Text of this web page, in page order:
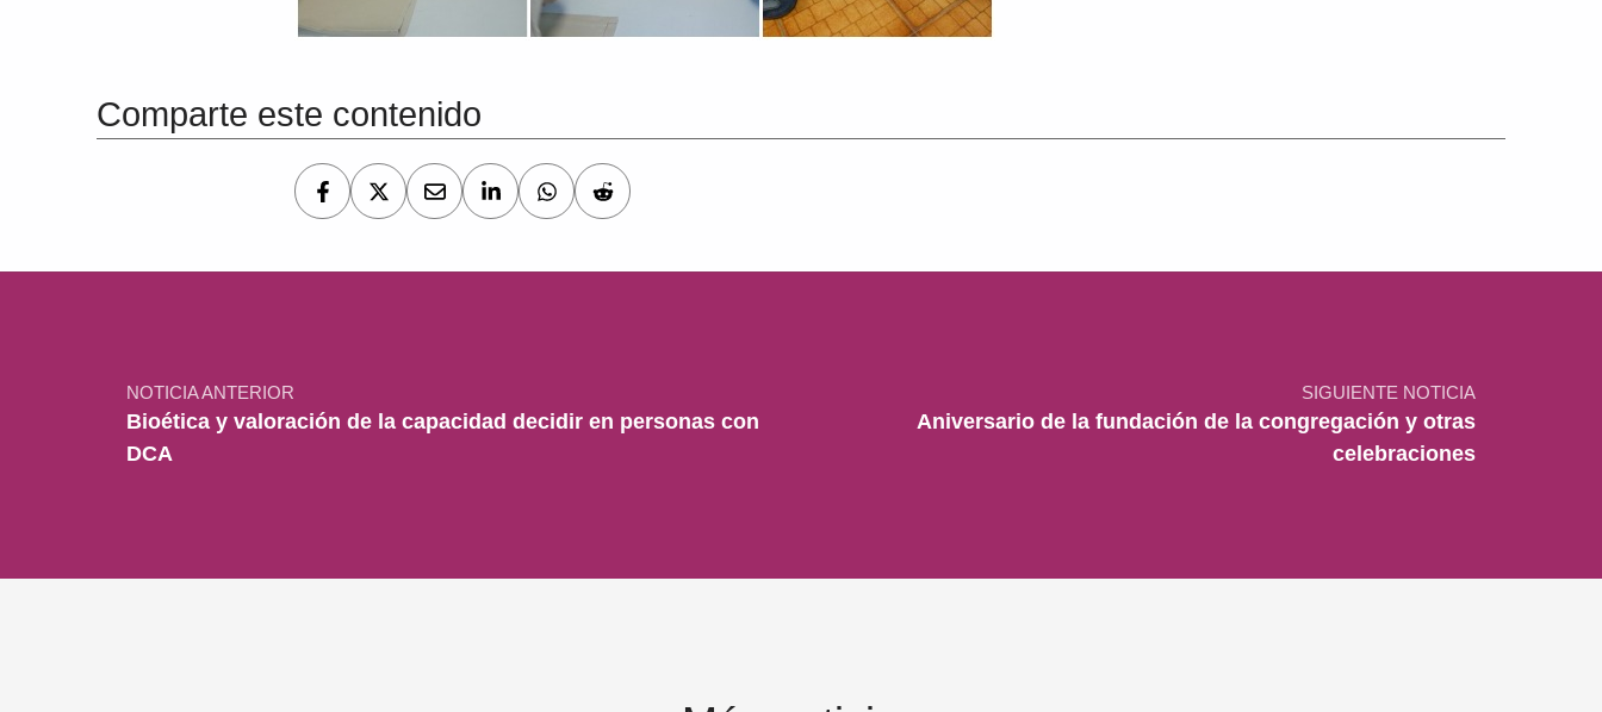
Volver a la navegación principal
Comparte este contenido
NOTICIA ANTERIOR
Bioética y valoración de la capacidad decidir en personas con
DCA
SIGUIENTE NOTICIA
Aniversario de la fundación de la congregación y otras
celebraciones